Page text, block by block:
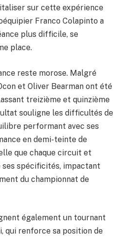
sur cette expérience
Franco Colapinto a
plus difficile, se
place.
reste morose. Malgré
et Oliver Bearman ont été
treizième et quinzième
souligne les difficultés de
performant avec ses
en demi-teinte de
que chaque circuit et
ses spécificités, impactant
du championnat de
également un tournant
qui renforce sa position de